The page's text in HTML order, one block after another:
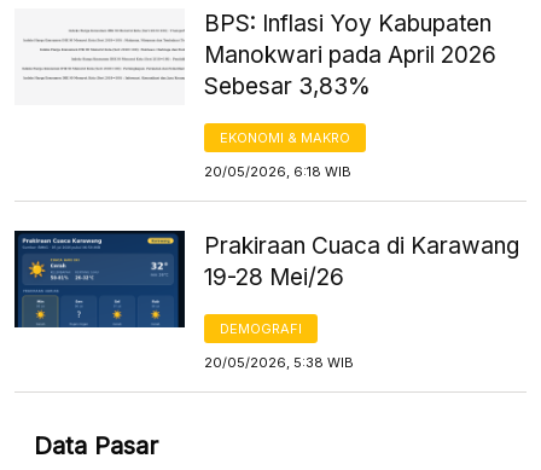
BPS: Inflasi Yoy Kabupaten
Manokwari pada April 2026
Sebesar 3,83%
EKONOMI & MAKRO
20/05/2026, 6:18 WIB
Prakiraan Cuaca di Karawang
19-28 Mei/26
DEMOGRAFI
20/05/2026, 5:38 WIB
Data Pasar